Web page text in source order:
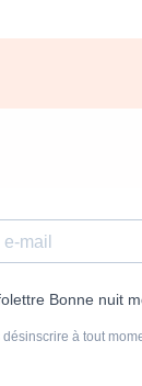
Bonne nuit
à tout